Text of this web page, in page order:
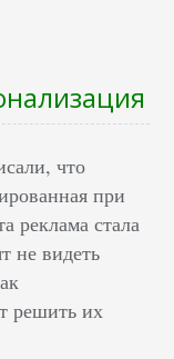
что
при
реклама стала
не видеть
решить их